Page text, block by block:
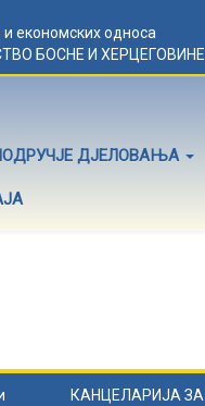
економских односа
БОСНЕ И ХЕРЦЕГОВИНЕ
ДЈЕЛОВАЊА
КАНЦЕЛАРИЈА